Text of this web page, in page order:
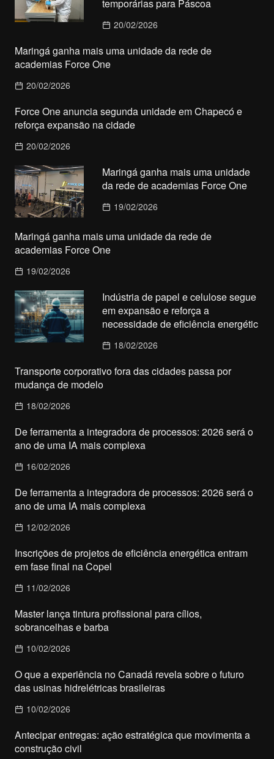
temporárias para Páscoa
20/02/2026
Maringá ganha mais uma unidade da rede de
academias Force One
20/02/2026
Force One anuncia segunda unidade em Chapecó e
reforça expansão na cidade
20/02/2026
Maringá ganha mais uma unidade
da rede de academias Force One
19/02/2026
Maringá ganha mais uma unidade da rede de
academias Force One
19/02/2026
Indústria de papel e celulose segue
em expansão e reforça a
necessidade de eficiência energétic
18/02/2026
Transporte corporativo fora das cidades passa por
mudança de modelo
18/02/2026
De ferramenta a integradora de processos: 2026 será o
ano de uma IA mais complexa
16/02/2026
De ferramenta a integradora de processos: 2026 será o
ano de uma IA mais complexa
12/02/2026
Inscrições de projetos de eficiência energética entram
em fase final na Copel
11/02/2026
Master lança tintura profissional para cílios,
sobrancelhas e barba
10/02/2026
O que a experiência no Canadá revela sobre o futuro
das usinas hidrelétricas brasileiras
10/02/2026
Antecipar entregas: ação estratégica que movimenta a
construção civil